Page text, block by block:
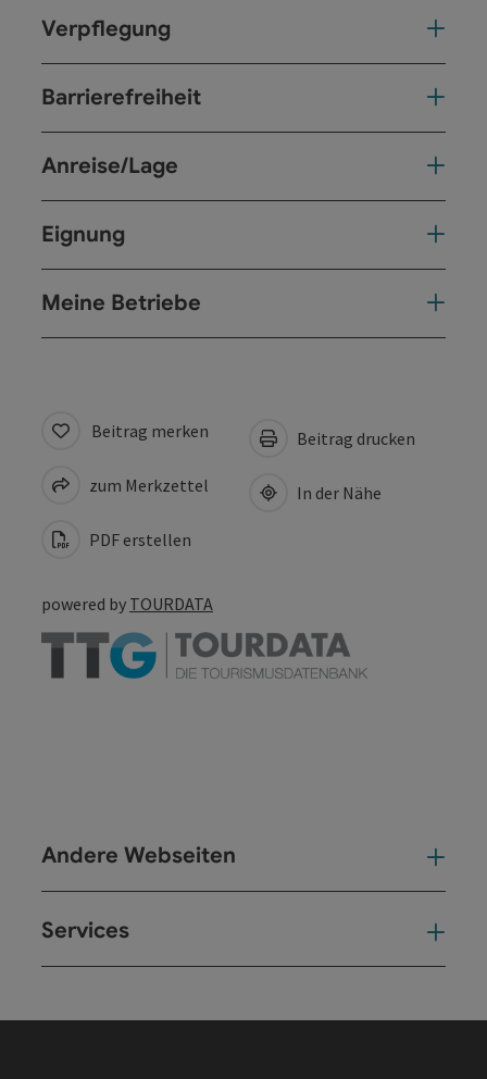
Verpflegung
Barrierefreiheit
Anreise/Lage
Eignung
Meine Betriebe
Beitrag merken
zum Merkzettel
PDF erstellen
Beitrag drucken
In der Nähe
powered by TOURDATA
Andere Webseiten
Services